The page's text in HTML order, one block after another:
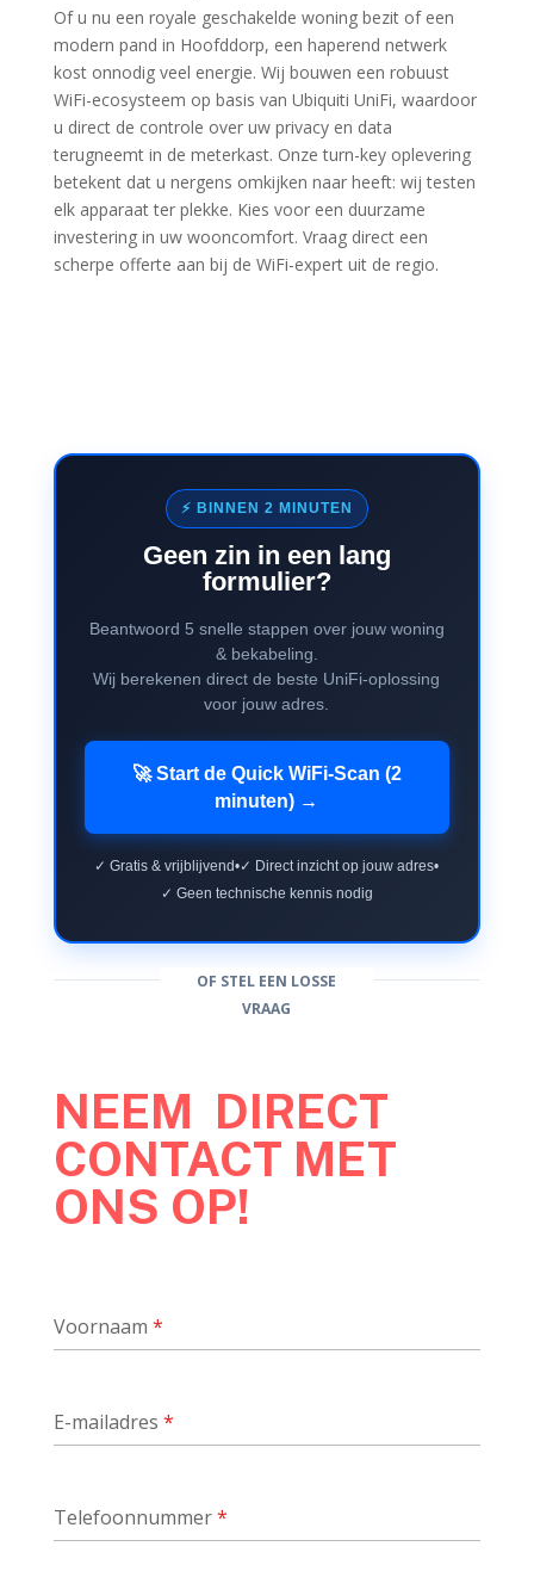
Of u nu een royale geschakelde woning bezit of een
modern pand in Hoofddorp, een haperend netwerk
kost onnodig veel energie. Wij bouwen een robuust
WiFi-ecosysteem op basis van Ubiquiti UniFi, waardoor
u direct de controle over uw privacy en data
terugneemt in de meterkast. Onze turn-key oplevering
betekent dat u nergens omkijken naar heeft: wij testen
elk apparaat ter plekke. Kies voor een duurzame
investering in uw wooncomfort. Vraag direct een
scherpe offerte aan bij de WiFi-expert uit de regio.
⚡ BINNEN 2 MINUTEN
Geen zin in een lang
formulier?
Beantwoord 5 snelle stappen over jouw woning
& bekabeling.
Wij berekenen direct de beste UniFi-oplossing
voor jouw adres.
🚀 Start de Quick WiFi-Scan (2
minuten) →
✓ Gratis & vrijblijvend•✓ Direct inzicht op jouw adres•
✓ Geen technische kennis nodig
OF STEL EEN LOSSE
VRAAG
NEEM DIRECT
CONTACT MET
ONS OP!
Voornaam *
E-mailadres *
Telefoonnummer*